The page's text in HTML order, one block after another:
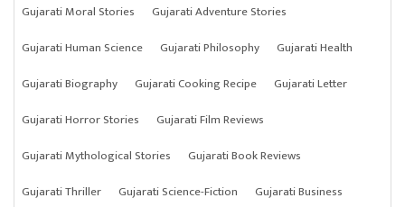
Gujarati Moral Stories
Gujarati Adventure Stories
Gujarati Human Science
Gujarati Philosophy
Gujarati Health
Gujarati Biography
Gujarati Cooking Recipe
Gujarati Letter
Gujarati Horror Stories
Gujarati Film Reviews
Gujarati Mythological Stories
Gujarati Book Reviews
Gujarati Thriller
Gujarati Science-Fiction
Gujarati Business